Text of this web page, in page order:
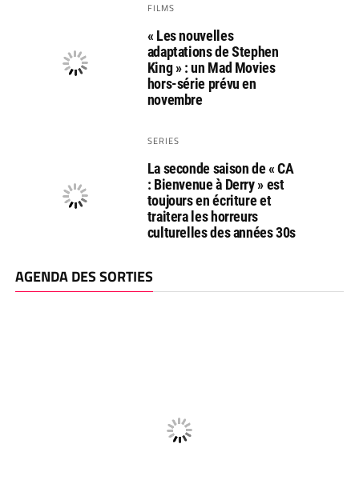
FILMS
« Les nouvelles
adaptations de Stephen
King » : un Mad Movies
hors-série prévu en
novembre
SERIES
La seconde saison de « CA
: Bienvenue à Derry » est
toujours en écriture et
traitera les horreurs
culturelles des années 30s
AGENDA DES SORTIES